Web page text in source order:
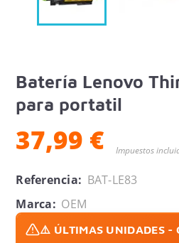
Batería Lenovo
para portatil
37,99 € Impuestos
Referencia: BAT-LE83
Marca: OEM
⚠️ ÚLTIMAS UNIDADES -